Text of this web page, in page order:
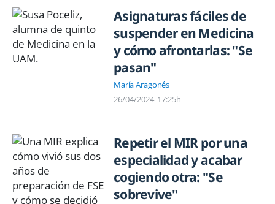
Asignaturas fáciles de
suspender en Medicina
y cómo afrontarlas: "Se
pasan"
María Aragonés
26/04/2024 17:25h
Repetir el MIR por una
especialidad y acabar
cogiendo otra: "Se
sobrevive"